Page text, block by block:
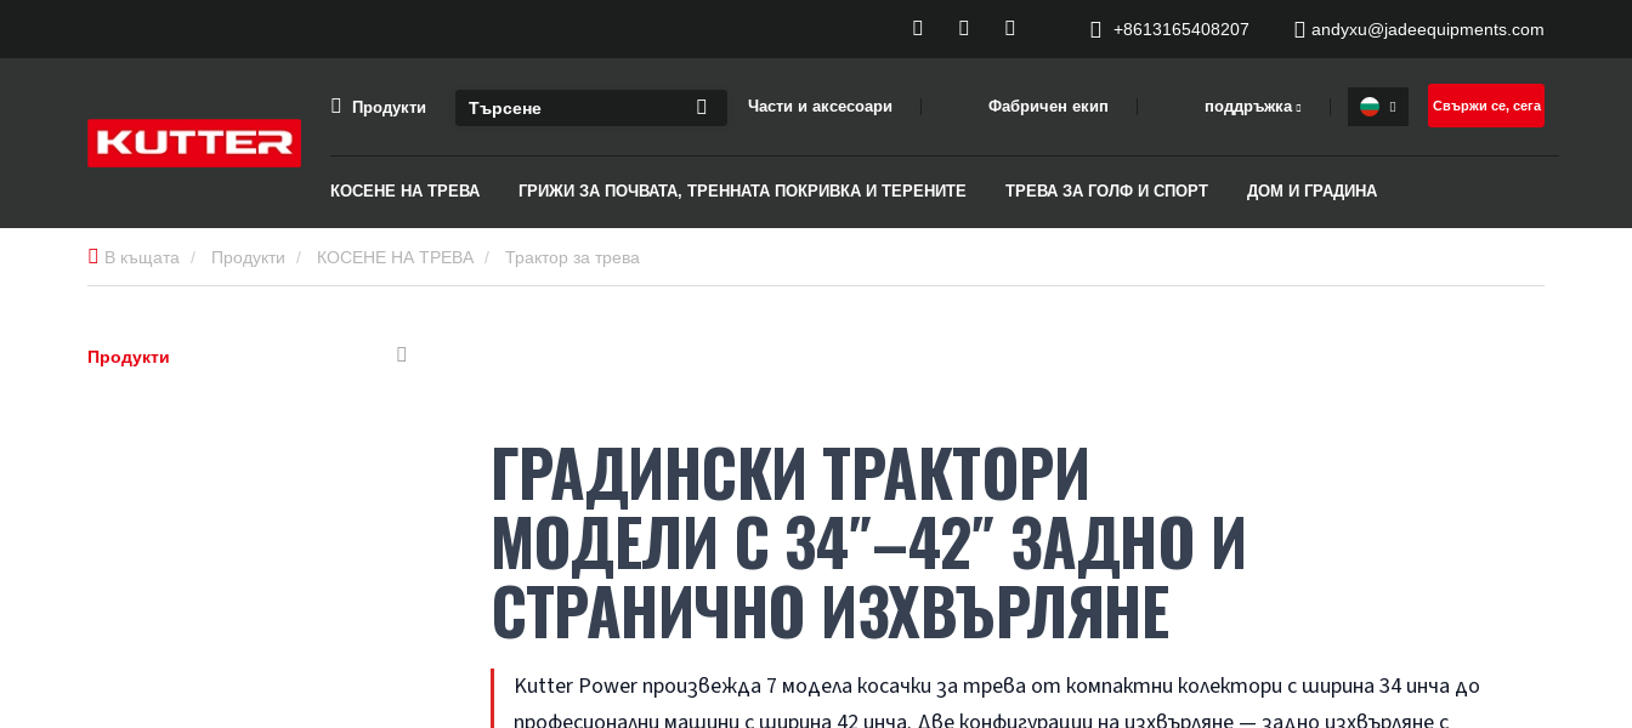
+8613165408207 andyxu@jadeequipments.com
Продукти Части и аксесоари Фабричен екип поддръжка
КОСЕНЕ НА ТРЕВА ГРИЖИ ЗА ПОЧВАТА, ТРЕННАТА ПОКРИВКА И ТЕРЕНИТЕ ТРЕВА ЗА ГОЛФ И СПОРТ ДОМ И ГРАДИНА
Свържи се, сега
В къщата Продукти КОСЕНЕ НА ТРЕВА Трактор за трева
Продукти
ГРАДИНСКИ ТРАКТОРИ
МОДЕЛИ С 34″–42″ ЗАДНО И
СТРАНИЧНО ИЗХВЪРЛЯНЕ
Kutter Power произвежда 7 модела косачки за трева от компактни колектори с ширина 34 инча до